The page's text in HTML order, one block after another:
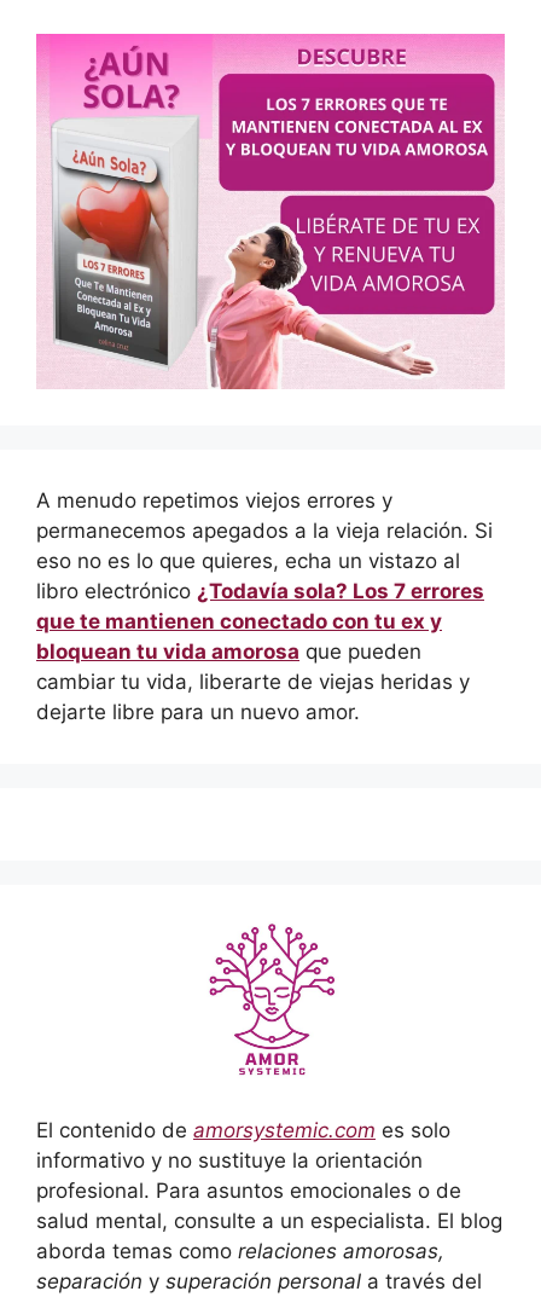
A menudo repetimos viejos errores y
permanecemos apegados a la vieja relación. Si
eso no es lo que quieres, echa un vistazo al
libro electrónico ¿Todavía sola? Los 7 errores
que te mantienen conectado con tu ex y
bloquean tu vida amorosa que pueden
cambiar tu vida, liberarte de viejas heridas y
dejarte libre para un nuevo amor.
El contenido de amorsystemic.com es solo
informativo y no sustituye la orientación
profesional. Para asuntos emocionales o de
salud mental, consulte a un especialista. El blog
aborda temas como relaciones amorosas,
separación y superación personal a través del